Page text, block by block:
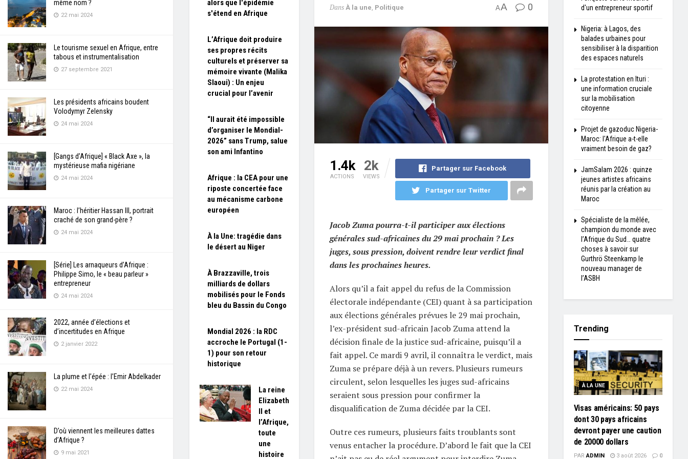
même nom ?
22 mai 2024
Le tourisme sexuel en Afrique, entre
tabous et instrumentalisation
27 septembre 2021
Les présidents africains boudent
Volodymyr Zelensky
24 mai 2024
[Gangs d’Afrique] « Black Axe », la
mystérieuse mafia nigériane
24 mai 2024
Maroc : l’héritier Hassan III, portrait
craché de son grand-père ?
24 mai 2024
[Série] Les arnaqueurs d’Afrique :
Philippe Simo, le « beau parleur »
entrepreneur
24 mai 2024
2022, année d’élections et
d’incertitudes en Afrique
2 janvier 2022
La plume et l’épée : l’Emir Abdelkader
22 mai 2024
D’où viennent les meilleures dattes
d’Afrique ?
9 mai 2021
Dans À la une, Politique AA 0
1.4k
ACTIONS
2k
VIEWS
Partager sur Facebook
Partager sur Twitter
Jacob Zuma pourra-t-il participer aux élections
générales sud-africaines du 29 mai prochain ? Les
juges, sous pression, doivent rendre leur verdict final
dans les prochaines heures.
Alors qu’il a fait appel du refus de la Commission
électorale indépendante (CEI) quant à sa participation
aux élections générales prévues le 29 mai prochain,
l’ex-président sud-africain Jacob Zuma attend la
décision finale de la justice sud-africaine, puisqu’il a
fait appel. Ce mardi 9 avril, il connaîtra le verdict, mais
Zuma se prépare déjà à un revers. Plusieurs rumeurs
circulent, selon lesquelles les juges sud-africains
seraient sous pression pour confirmer la
disqualification de Zuma décidée par la CEI.
Outre ces rumeurs, plusieurs faits troublants sont
venus entacher la procédure. D’abord le fait que la CEI
alors que l'épidémie
s'étend en Afrique
L’Afrique doit produire
ses propres récits
culturels et préserver sa
mémoire vivante (Malika
Slaoui) : Un enjeu
crucial pour l’avenir
“Il aurait été impossible
d’organiser le Mondial-
2026” sans Trump, salue
son ami Infantino
Afrique : la CEA pour une
riposte concertée face
au mécanisme carbone
européen
À la Une: tragédie dans
le désert au Niger
À Brazzaville, trois
milliards de dollars
mobilisés pour le Fonds
bleu du Bassin du Congo
Mondial 2026 : la RDC
accroche le Portugal (1-
1) pour son retour
historique
La reine
Elizabeth
II et
l’Afrique,
toute
une
histoire
d'un entrepreneur sportif
Nigeria: à Lagos, des
balades urbaines pour
sensibiliser à la disparition
des espaces naturels
La protestation en Ituri :
une information cruciale
sur la mobilisation
citoyenne
Projet de gazoduc Nigeria-
Maroc: l'Afrique a-t-elle
vraiment besoin de gaz?
JamSalam 2026 : quinze
jeunes artistes africains
réunis par la création au
Maroc
Spécialiste de la mêlée,
champion du monde avec
l’Afrique du Sud… quatre
choses à savoir sur
Gurthrö Steenkamp le
nouveau manager de
l’ASBH
Trending
À LA UNE
Visas américains: 50 pays
dont 30 pays africains
devront payer une caution
de 20000 dollars
PAR ADMIN 3 août 2026 0